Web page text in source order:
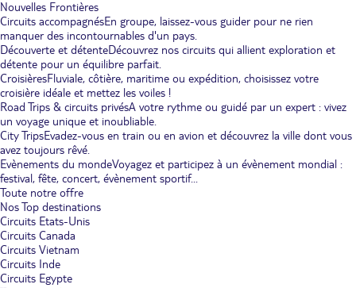
Nouvelles Frontières
Circuits accompagnésEn groupe, laissez-vous guider pour ne rien
manquer des incontournables d'un pays.
Découverte et détenteDécouvrez nos circuits qui allient exploration et
détente pour un équilibre parfait.
CroisièresFluviale, côtière, maritime ou expédition, choisissez votre
croisière idéale et mettez les voiles !
Road Trips & circuits privésA votre rythme ou guidé par un expert : vivez
un voyage unique et inoubliable.
City TripsEvadez-vous en train ou en avion et découvrez la ville dont vous
avez toujours rêvé.
Evènements du mondeVoyagez et participez à un évènement mondial :
festival, fête, concert, évènement sportif...
Toute notre offre
Nos Top destinations
Circuits Etats-Unis
Circuits Canada
Circuits Vietnam
Circuits Inde
Circuits Egypte